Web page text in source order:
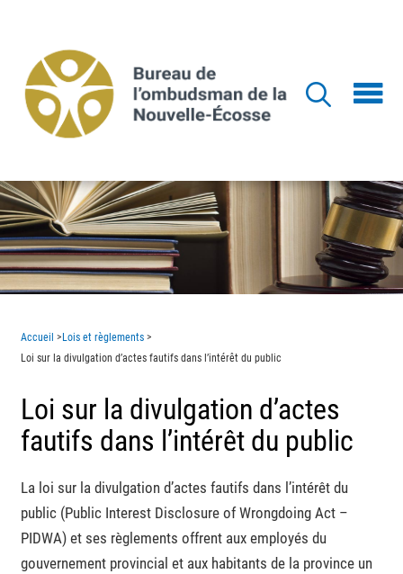
contenu
principal
Accueil > Lois et règlements >
Loi sur la divulgation d’actes fautifs dans l’intérêt du public
Loi sur la divulgation d’actes
fautifs dans l’intérêt du public
La loi sur la divulgation d’actes fautifs dans l’intérêt du
public (Public Interest Disclosure of Wrongdoing Act –
PIDWA) et ses règlements offrent aux employés du
gouvernement provincial et aux habitants de la province un